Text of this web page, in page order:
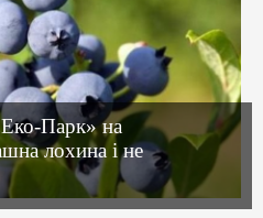
Парк» на
лохина і не